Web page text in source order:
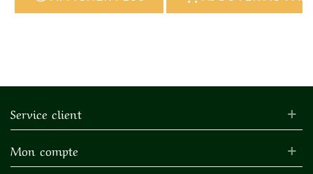
Service client
Mon compte